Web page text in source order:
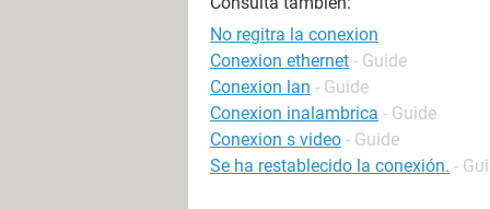
No regitra la conexion
Conexion ethernet - Guide
Conexion lan - Guide
Conexion inalambrica - Guide
Conexion s video - Guide
Se ha restablecido la conexión. -